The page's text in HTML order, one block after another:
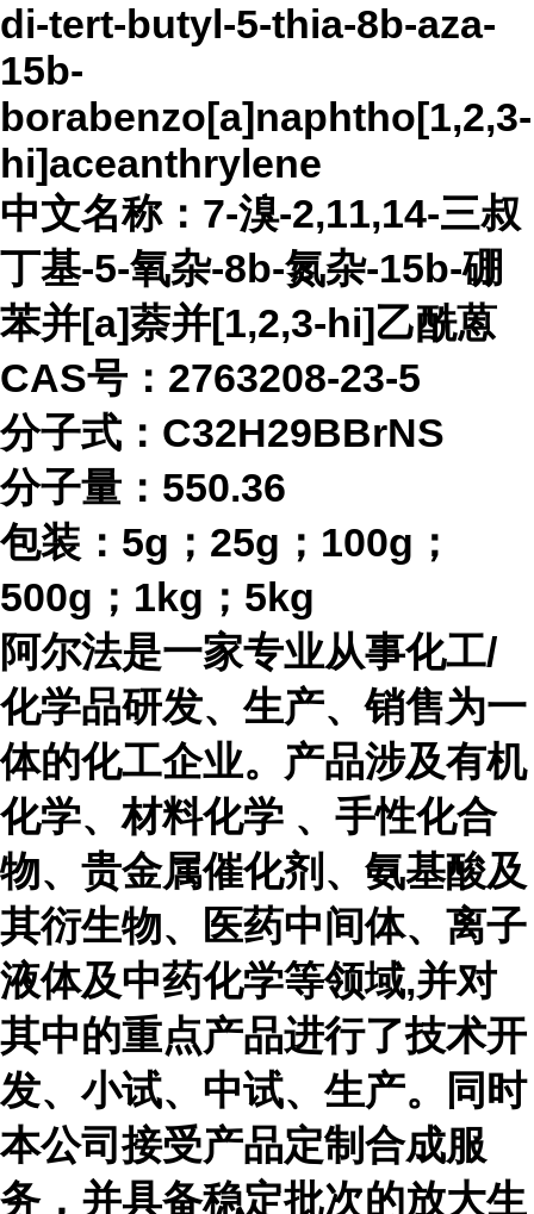
di-tert-butyl-5-thia-8b-aza-
15b-
borabenzo[a]naphtho[1,2,3-
hi]aceanthrylene
中文名称： 7-溴-2,11,14-三叔
丁基-5-氧杂-8b-氮杂-15b-硼
苯并[a]萘并[1,2,3-hi]乙酰蒽
CAS号：2763208-23-5
分子式： C32H29BBrNS
分子量： 550.36
包装： 5g；25g；100g；
500g；1kg；5kg
阿尔法是一家专业从事化工/
化学品研发、生产、销售为一
体的化工企业。产品涉及有机
化学、材料化学 、手性化合
物、贵金属催化剂、氨基酸及
其衍生物、医药中间体、离子
液体及中药化学等领域,并对
其中的重点产品进行了技术开
发、小试、中试、生产。同时
本公司接受产品定制合成服
务，并具备稳定批次的放大生